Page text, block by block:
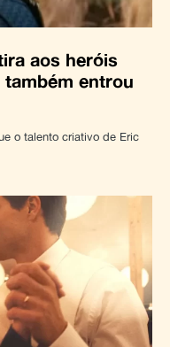
aos heróis
entrou
o talento criativo de Eric